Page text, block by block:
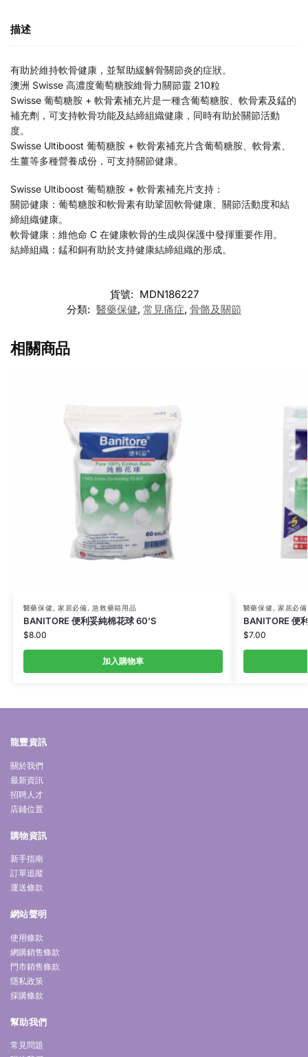
描述
有助於維持軟骨健康，並幫助緩解骨關節炎的症狀。
澳洲 Swisse 高濃度葡萄糖胺維骨力關節靈 210粒
Swisse 葡萄糖胺 + 軟骨素補充片是一種含葡萄糖胺、軟骨素及錳的
補充劑，可支持軟骨功能及結締組織健康，同時有助於關節活動
度。
Swisse Ultiboost 葡萄糖胺 + 軟骨素補充片含葡萄糖胺、軟骨素、
生薑等多種營養成份，可支持關節健康。
Swisse Ultiboost 葡萄糖胺 + 軟骨素補充片支持：
關節健康：葡萄糖胺和軟骨素有助鞏固軟骨健康、關節活動度和結
締組織健康。
軟骨健康：維他命 C 在健康軟骨的生成與保護中發揮重要作用。
結締組織：錳和銅有助於支持健康結締組織的形成。
貨號: MDN186227
分類: 醫藥保健, 常見痛症, 骨骼及關節
相關商品
醫藥保健, 家居必備,急救藥箱用品
BANITORE 便利妥純棉花球 60’S
$8.00
加入購物車
醫藥保健, 家居必備
BANITORE 便
$7.00
龍豐資訊
關於我們
最新資訊
招聘人才
店鋪位置
購物資訊
新手指南
訂單追蹤
運送條款
網站聲明
使用條款
網購銷售條款
門市銷售條款
隱私政策
採購條款
幫助我們
常見問題